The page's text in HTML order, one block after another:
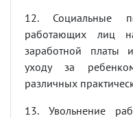
12. Социальные
работающих лиц
заработной платы
уходу за
различных
13. Увольнение